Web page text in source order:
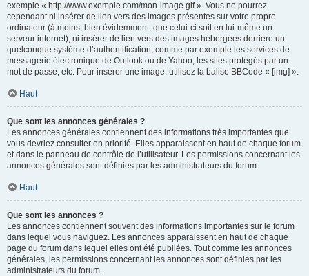
exemple « http://www.exemple.com/mon-image.gif ». Vous ne pourrez
cependant ni insérer de lien vers des images présentes sur votre propre
ordinateur (à moins, bien évidemment, que celui-ci soit en lui-même un
serveur internet), ni insérer de lien vers des images hébergées derrière un
quelconque système d’authentification, comme par exemple les services de
messagerie électronique de Outlook ou de Yahoo, les sites protégés par un
mot de passe, etc. Pour insérer une image, utilisez la balise BBCode « [img] ».
Haut
Que sont les annonces générales ?
Les annonces générales contiennent des informations très importantes que
vous devriez consulter en priorité. Elles apparaissent en haut de chaque forum
et dans le panneau de contrôle de l’utilisateur. Les permissions concernant les
annonces générales sont définies par les administrateurs du forum.
Haut
Que sont les annonces ?
Les annonces contiennent souvent des informations importantes sur le forum
dans lequel vous naviguez. Les annonces apparaissent en haut de chaque
page du forum dans lequel elles ont été publiées. Tout comme les annonces
générales, les permissions concernant les annonces sont définies par les
administrateurs du forum.